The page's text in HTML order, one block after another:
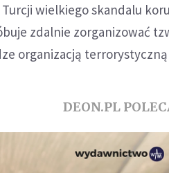
Turcji wielkiego skandalu
zdalnie zorganizować
organizacją
DEON.PL